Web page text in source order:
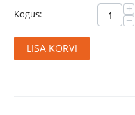
Kogus: +
−
LISA KORVI